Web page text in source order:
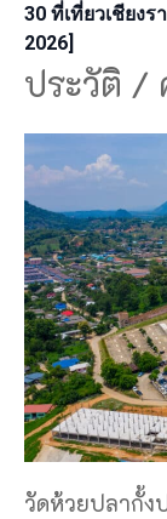
30 ที่เที่ยวเชียงร
2026]
ประวัติ /
วัดห้วยปลากั้ง